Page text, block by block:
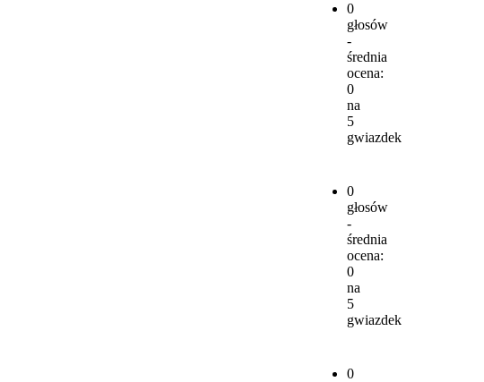
0
głosów
-
średnia
ocena:
0
na
5
gwiazdek
0
głosów
-
średnia
ocena:
0
na
5
gwiazdek
0